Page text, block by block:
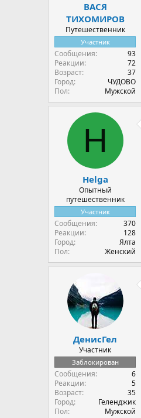
ВАСЯ
ТИХОМИРОВ
Путешественник
Участник
Сообщения
93
Реакции
72
Возраст
37
Город
ЧУДОВО
Пол
Мужской
H
Helga
Опытный
путешественник
Участник
Сообщения
370
Реакции
128
Город
Ялта
Пол
Женский
ДенисГел
Участник
Заблокирован
Сообщения
6
Реакции
5
Возраст
35
Город
Геленджик
Пол
Мужской